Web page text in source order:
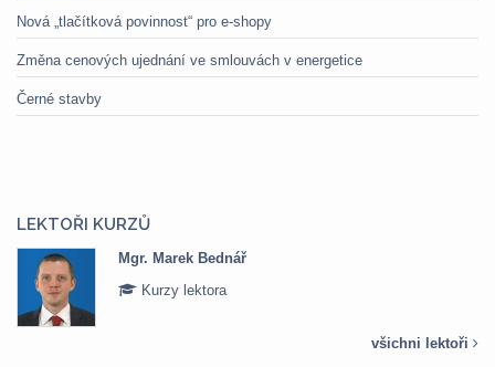
Nová „tlačítková povinnost“ pro e-shopy
Změna cenových ujednání ve smlouvách v energetice
Černé stavby
LEKTOŘI KURZŮ
Mgr. Veronika Pázmányová
Kurzy lektora
všichni lektoři